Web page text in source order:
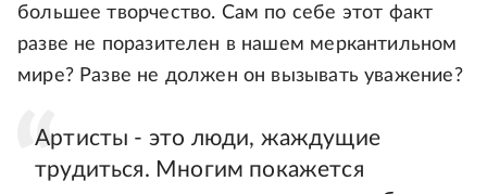
большее творчество. Сам по себе этот факт
разве не поразителен в нашем меркантильном
мире? Разве не должен он вызывать уважение?
Артисты - это люди, жаждущие
трудиться. Многим покажется